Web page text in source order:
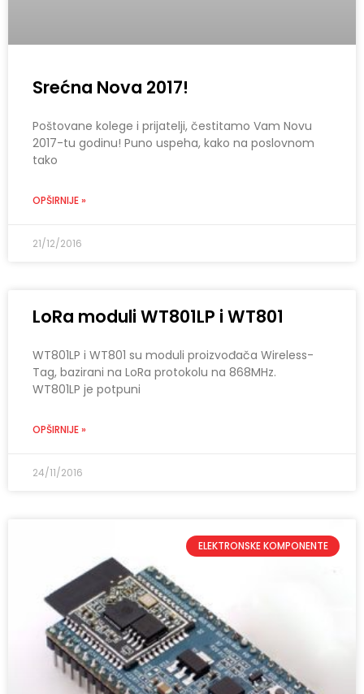
Srećna Nova 2017!
Poštovane kolege i prijatelji, čestitamo Vam Novu
2017-tu godinu! Puno uspeha, kako na poslovnom
tako
OPŠIRNIJE »
21/12/2016
LoRa moduli WT801LP i WT801
WT801LP i WT801 su moduli proizvođača Wireless-
Tag, bazirani na LoRa protokolu na 868MHz.
WT801LP je potpuni
OPŠIRNIJE »
24/11/2016
ELEKTRONSKE KOMPONENTE